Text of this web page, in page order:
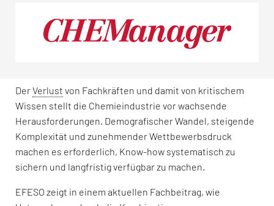
DerVerlust von Fachkräften und damit von kritischem
Wissen stellt die Chemieindustrie vor wachsende
Herausforderungen. Demografischer Wandel, steigende
Komplexität und zunehmender Wettbewerbsdruck
machen es erforderlich, Know-how systematisch zu
sichern und langfristig verfügbar zu machen.
EFESO zeigt in einem aktuellen Fachbeitrag, wie